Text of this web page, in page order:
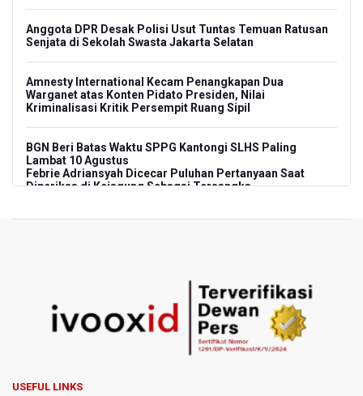
Anggota DPR Desak Polisi Usut Tuntas Temuan Ratusan
Senjata di Sekolah Swasta Jakarta Selatan
Amnesty International Kecam Penangkapan Dua
Warganet atas Konten Pidato Presiden, Nilai
Kriminalisasi Kritik Persempit Ruang Sipil
BGN Beri Batas Waktu SPPG Kantongi SLHS Paling
Lambat 10 Agustus
Febrie Adriansyah Dicecar Puluhan Pertanyaan Saat
Diperiksa di Kejagung Sebagai Tersangka
SEA V Cup 2026: Timnas Voli Putri Indonesia Menang
Lawan Vietnam 3-2
Kebakaran Landa Gedung Bapenda DKI Jakarta
PSSI Evaluasi TImnas Indonesia Setelah Gagal Tembus
USEFUL LINKS